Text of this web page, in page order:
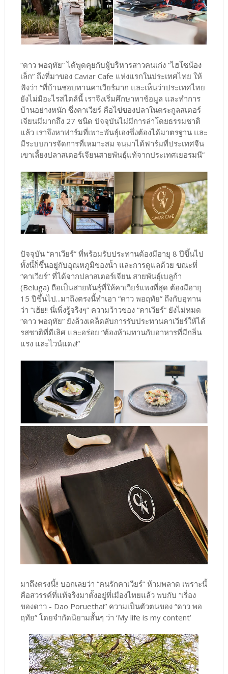
“ดาว พอฤทัย” ได้พูดคุยกับผู้บริหารสาวคนเก่ง “ไฮโซน้อง
เล็ก” ถึงที่มาของ Caviar Cafe แห่งแรกในประเทศไทย ให้
ฟังว่า “ที่บ้านชอบทานคาเวียร์มาก และเห็นว่าประเทศไทย
ยังไม่มีอะไรสไตล์นี้ เราจึงเริ่มศึกษาหาข้อมูล และทำการ
บ้านอย่างหนัก ซึ่งคาเวียร์ คือไข่ของปลาในตระกูลสเตอร์
เจียนมีมากถึง 27 ชนิด ปัจจุบันไม่มีการล่าโดยธรรมชาติ
แล้ว เราจึงหาฟาร์มที่เพาะพันธุ์เองซึ่งต้องได้มาตรฐาน และ
มีระบบการจัดการที่เหมาะสม จนมาได้ฟาร์มที่ประเทศจีน
เขาเลี้ยงปลาสเตอร์เจียนสายพันธุ์แท้จากประเทศเยอรมนี”
ปัจจุบัน “คาเวียร์” ที่พร้อมรับประทานต้องมีอายุ 8 ปีขึ้นไป
ทั้งนี้ก็ขึ้นอยู่กับอุณหภูมิของน้ำ และการดูแลด้วย ขณะที่
“คาเวียร์” ที่ได้จากปลาสเตอร์เจียน สายพันธุ์เบลูก้า
(Beluga) ถือเป็นสายพันธุ์ที่ให้คาเวียร์แพงที่สุด ต้องมีอายุ
15 ปีขึ้นไป...มาถึงตรงนี้ทำเอา “ดาว พอฤทัย” ถึงกับอุทาน
ว่า “เฮ้ย!! นี่เพิ่งรู้จริงๆ” ความว้าวของ “คาเวียร์” ยังไม่หมด
“ดาว พอฤทัย” ยังล้วงเคล็ดลับการรับประทานคาเวียร์ให้ได้
รสชาติที่ดีเลิศ และอร่อย “ต้องห้ามทานกับอาหารที่มีกลิ่น
แรง และไวน์แดง!”
มาถึงตรงนี้!! บอกเลยว่า “คนรักคาเวียร์” ห้ามพลาด เพราะนี้
คือสวรรค์ที่แท้จริงมาตั้งอยู่ที่เมืองไทยแล้ว พบกับ “เรื่อง
ของดาว - Dao Poruethai” ความเป็นตัวตนของ “ดาว พอ
ฤทัย” โดยจำกัดนิยามสั้นๆ ว่า ‘My life is my content’